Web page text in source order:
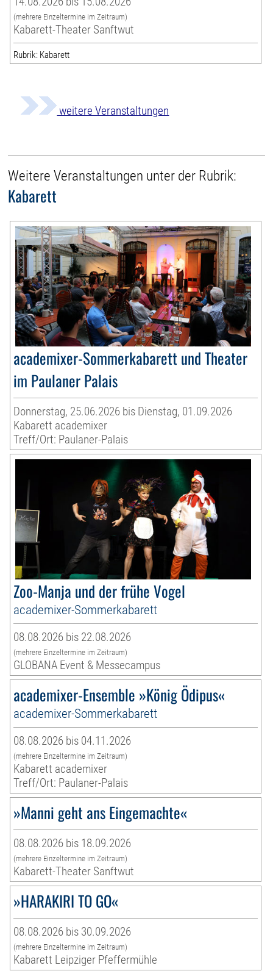
(mehrere Einzeltermine im Zeitraum)
Kabarett-Theater Sanftwut
Rubrik: Kabarett
weitere Veranstaltungen
Weitere Veranstaltungen unter der Rubrik:
Kabarett
academixer-Sommerkabarett und Theater
im Paulaner Palais
Donnerstag, 25.06.2026 bis Dienstag, 01.09.2026
Kabarett academixer
Treff/Ort: Paulaner-Palais
Zoo-Manja und der frühe Vogel
academixer-Sommerkabarett
08.08.2026 bis 22.08.2026
(mehrere Einzeltermine im Zeitraum)
GLOBANA Event & Messecampus
academixer-Ensemble »König Ödipus«
academixer-Sommerkabarett
08.08.2026 bis 04.11.2026
(mehrere Einzeltermine im Zeitraum)
Kabarett academixer
Treff/Ort: Paulaner-Palais
»Manni geht ans Eingemachte«
08.08.2026 bis 18.09.2026
(mehrere Einzeltermine im Zeitraum)
Kabarett-Theater Sanftwut
»HARAKIRI TO GO«
08.08.2026 bis 30.09.2026
(mehrere Einzeltermine im Zeitraum)
Kabarett Leipziger Pfeffermühle